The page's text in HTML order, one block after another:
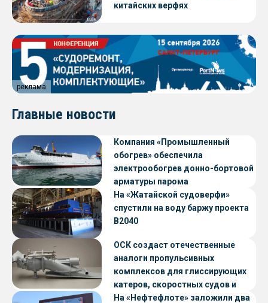
китайских верфях
реклама
Главные новости
Компания «Промышленный
обогрев» обеспечила
электрообогрев донно-бортовой
арматуры парома
«Петропавловск» проекта CNF22
На «Жатайской судоверфи»
спустили на воду баржу проекта
В2040
ОСК создаст отечественные
аналоги пропульсивных
комплексов для глиссирующих
катеров, скоростных судов и
судов с малой осадкой
На «Нефтефлоте» заложили два